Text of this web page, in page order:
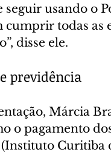
seguir usando o
cumprir todas as
disse ele.
previdência
Márcia
o pagamento
Curitiba